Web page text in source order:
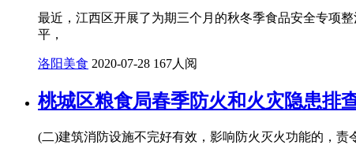
最近，江西区开展了为期三个月的秋冬季食品安全专项
平，
洛阳美食 2020-07-28 167人阅
桃城区粮食局春季防火和火灾隐患排
(二)建筑消防设施不完好有效，影响防火灭火功能的，